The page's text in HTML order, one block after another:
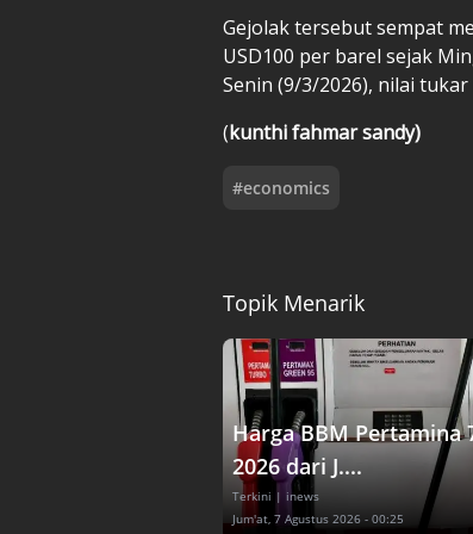
Gejolak tersebut sempat
USD100 per barel sejak
Senin (9/3/2026), nilai
(kunthi fahmar sandy)
#economics
Topik Menarik
Harga BBM Pertamina
2026 dari J....
Terkini | inews
Jum'at, 7 Agustus 2026 - 00:25